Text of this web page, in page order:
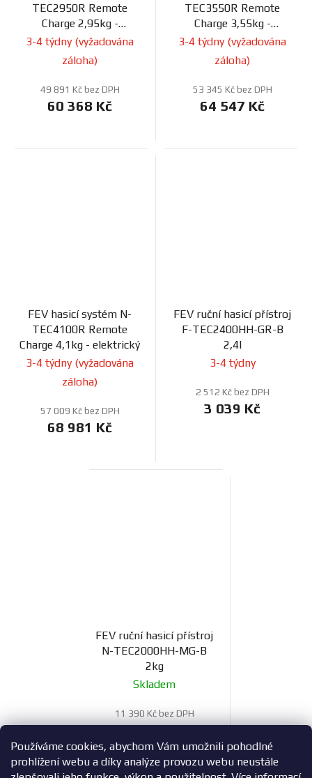
Používáme cookies, abychom Vám umožnili pohodlné
prohlížení webu a díky analýze provozu webu neustále
TEC2950R Remote
Charge 2,95kg -
elektrický
3-4 týdny (vyžadována
záloha)
49 891 Kč bez DPH
60 368 Kč
TEC3550R Remote
Charge 3,55kg -
elektrický
3-4 týdny (vyžadována
záloha)
53 345 Kč bez DPH
64 547 Kč
FEV hasicí systém N-
TEC4100R Remote
Charge 4,1kg - elektrický
3-4 týdny (vyžadována
záloha)
57 009 Kč bez DPH
68 981 Kč
FEV ruční hasicí přístroj
F-TEC2400HH-GR-B
2,4l
3-4 týdny
2 512 Kč bez DPH
3 039 Kč
FEV ruční hasicí přístroj
N-TEC2000HH-MG-B
2kg
Skladem
11 390 Kč bez DPH
13 782 Kč